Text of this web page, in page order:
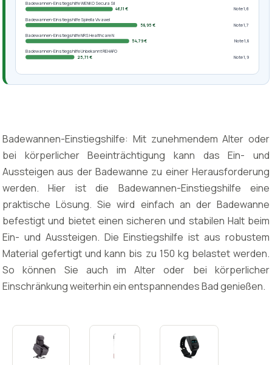
Badewannen-Einstiegshilfe WENKO Secura Sil
46,11 €
Note 1,6
Badewannen-Einstiegshilfe Spirella Vivawel
58,95 €
Note 1,7
Badewannen-Einstiegshilfe NRS Healthcare N
54,79 €
Note 1,8
Badewannen-Einstiegshilfe Unbekannt REHAFO
25,71 €
Note 1,9
Badewannen-Einstiegshilfe: Mit zunehmendem Alter oder
bei körperlicher Beeinträchtigung kann das Ein- und
Aussteigen aus der Badewanne zu einer Herausforderung
werden. Hier ist die Badewannen-Einstiegshilfe eine
praktische Lösung. Sie wird einfach an der Badewanne
befestigt und bietet einen sicheren und stabilen Halt beim
Ein- und Aussteigen. Die Einstiegshilfe ist aus robustem
Material gefertigt und kann bis zu 150 kg belastet werden.
So können Sie auch im Alter oder bei körperlicher
Einschränkung weiterhin ein entspannendes Bad genießen.